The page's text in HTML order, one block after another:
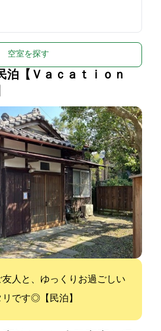
空室を探す
泊【Ｖａｃａｔｉｏｎ
人と、ゆっくりお過ごしい
です◎【民泊】